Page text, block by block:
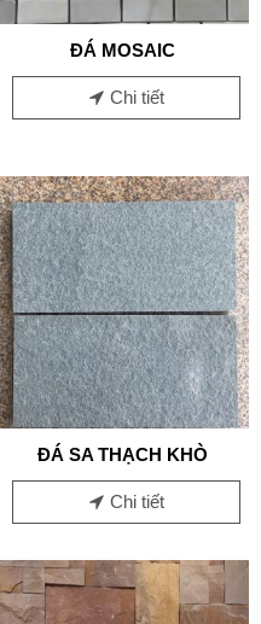
ĐÁ MOSAIC
Chi tiết
ĐÁ SA THẠCH KHÒ
Chi tiết